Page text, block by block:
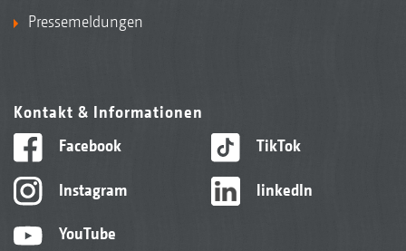
Pressemeldungen
Kontakt & Informationen
Facebook
Instagram
YouTube
TikTok
linkedIn